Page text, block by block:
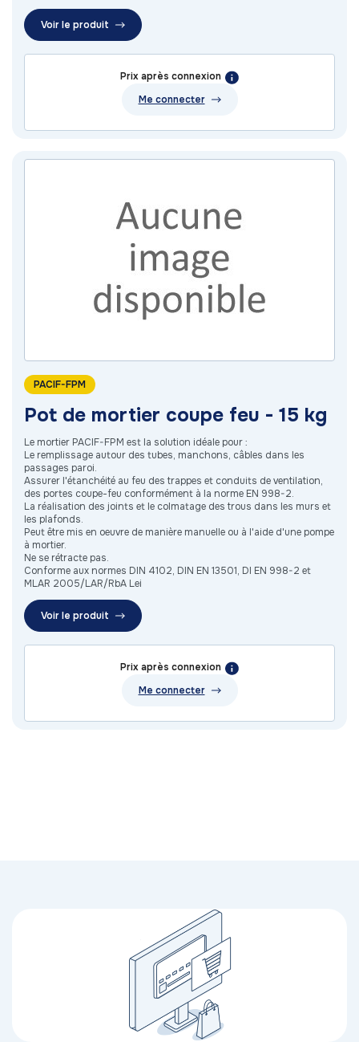
Voir le produit
Prix après connexion
Me connecter
PACIF-FPM
Pot de mortier coupe feu - 15 kg
Le mortier PACIF-FPM est la solution idéale pour :
Le remplissage autour des tubes, manchons, câbles dans les
passages paroi.
Assurer l'étanchéité au feu des trappes et conduits de ventilation,
des portes coupe-feu conformément à la norme EN 998-2.
La réalisation des joints et le colmatage des trous dans les murs et
les plafonds.
Peut être mis en oeuvre de manière manuelle ou à l'aide d'une pompe
à mortier.
Ne se rétracte pas.
Conforme aux normes DIN 4102, DIN EN 13501, DI EN 998-2 et
MLAR 2005/LAR/RbA Lei
Voir le produit
Prix après connexion
Me connecter